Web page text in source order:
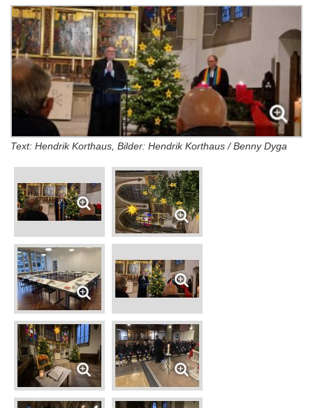
Text: Hendrik Korthaus, Bilder: Hendrik Korthaus / Benny Dyga